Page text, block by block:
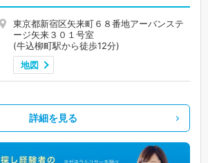
東京都新宿区矢来町６８番地アーバンステ
ージ矢来３０１号室
(牛込柳町駅から徒歩12分)
地図
詳細を見る